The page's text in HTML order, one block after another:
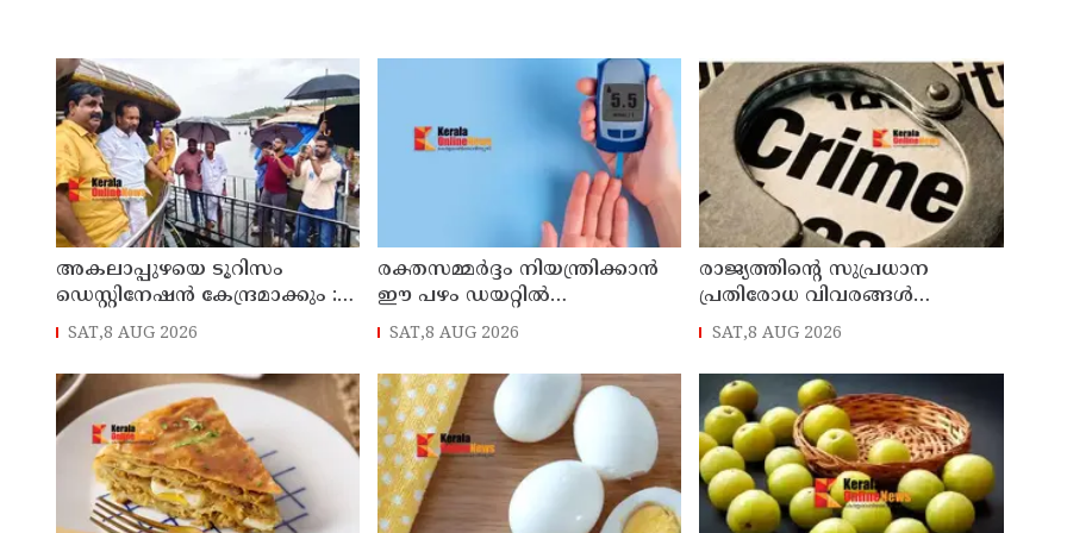
അകലാപ്പുഴയെ ടൂറിസം
ഡെസ്റ്റിനേഷന്‍ കേന്ദ്രമാക്കും :
മന്ത്രി പി.സി വിഷ്ണുനാഥ്
SAT,8 AUG 2026
രക്തസമ്മർദ്ദം നിയന്ത്രിക്കാൻ
ഈ പഴം ഡയറ്റിൽ
ഉൾപ്പെടുത്താം
SAT,8 AUG 2026
രാജ്യത്തിന്റെ സുപ്രധാന
പ്രതിരോധ വിവരങ്ങൾ
പാകിസ്ഥാന് ചോർത്തി നൽകി ;
ഉന്നത ഉദ്യോഗസ്ഥൻ അറസ്റ്റിൽ
SAT,8 AUG 2026